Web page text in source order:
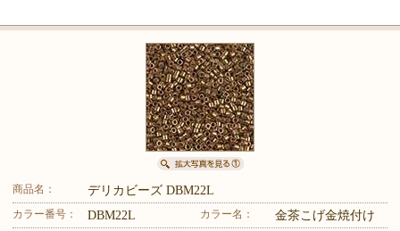
商品名： デリカビーズ DBM22L
カラー番号： DBM22L カラー名： 金茶こげ金焼付け